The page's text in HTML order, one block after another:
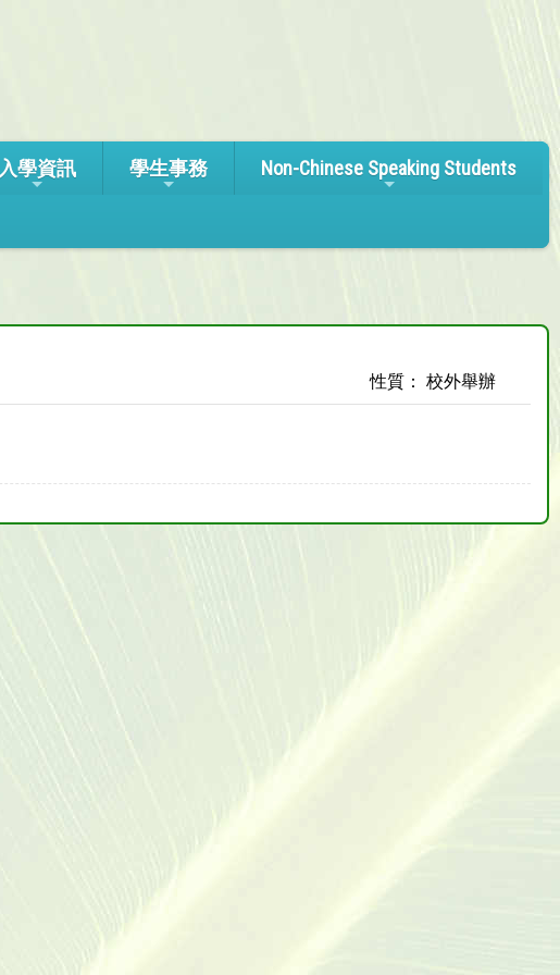
入學資訊 學生事務 Non-Chinese Speaking Students
性質： 校外舉辦